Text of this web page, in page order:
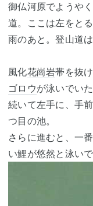
御仏河原でようや
道。ここは左をとる
雨のあと。登山道
風化花崗岩帯を抜
ゴロウが泳いでいた
続いて左手に、手
つ目の池。
さらに進むと、一
い鯉が悠然と泳いで